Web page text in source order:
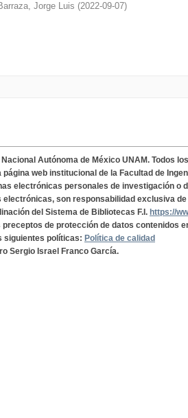
Jorge Luis (2022-09-07)
Autónoma de México UNAM. Todos
página web institucional de la Facultad de
electrónicas personales de investigación o
electrónicas, son responsabilidad exclusiva
del Sistema de Bibliotecas F.I. https://
de protección de datos contenidos
siguientes políticas: Política de calidad
Sergio Israel Franco García.